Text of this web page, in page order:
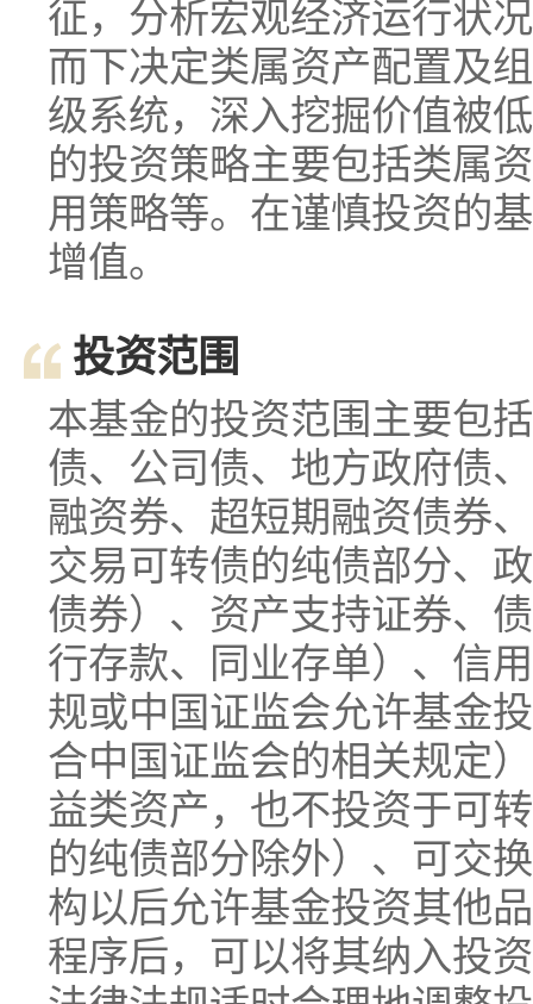
征，分析宏观经济运行状
而下决定类属资产配置及
级系统，深入挖掘价值被
的投资策略主要包括类属
用策略等。在谨慎投资的
增值。
投资范围
本基金的投资范围主要包
债、公司债、地方政府债
融资券、超短期融资债券
交易可转债的纯债部分、
债券）、资产支持证券、
行存款、同业存单）、信
规或中国证监会允许基金
合中国证监会的相关规定
益类资产，也不投资于可
的纯债部分除外）、可交
构以后允许基金投资其他
程序后，可以将其纳入投